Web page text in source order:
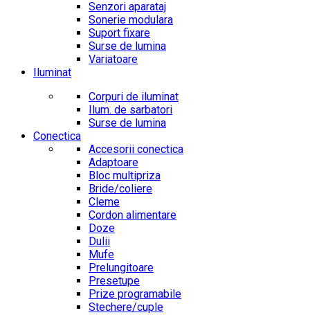
Senzori aparataj
Sonerie modulara
Suport fixare
Surse de lumina
Variatoare
Iluminat
Corpuri de iluminat
Ilum. de sarbatori
Surse de lumina
Conectica
Accesorii conectica
Adaptoare
Bloc multipriza
Bride/coliere
Cleme
Cordon alimentare
Doze
Dulii
Mufe
Prelungitoare
Presetupe
Prize programabile
Stechere/cuple